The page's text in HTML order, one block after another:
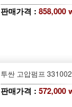
판매가격 : 858,000
투싼 고압펌프
판매가격 : 572,000